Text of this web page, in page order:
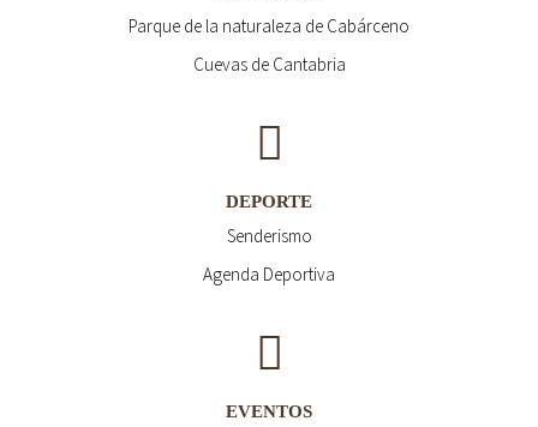
Parque de la naturaleza de Cabárceno
Cuevas de Cantabria
DEPORTE
Senderismo
Agenda Deportiva
EVENTOS